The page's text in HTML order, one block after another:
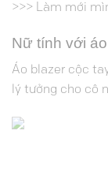
>>> Làm mới
Nữ tính với
Áo blazer cộc
lý tưởng cho cô